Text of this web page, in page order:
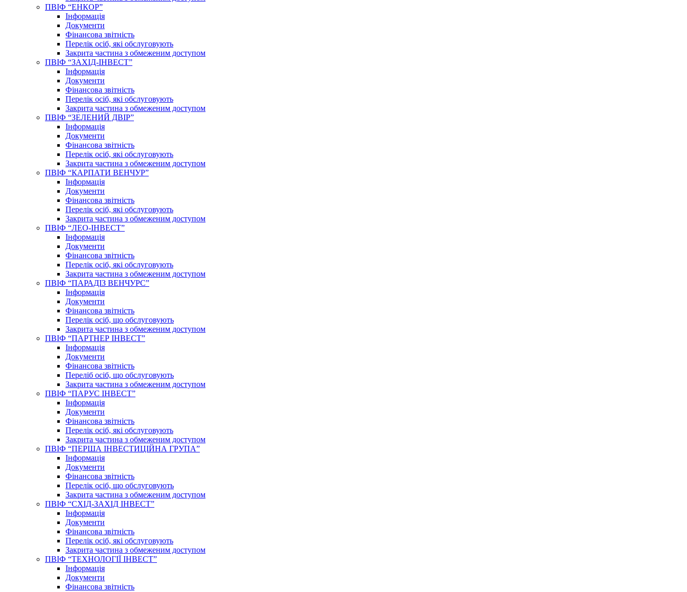
ПВІФ “ЕНКОР”
Інформація
Документи
Фінансова звітність
Перелік осіб, які обслуговують
Закрита частина з обмеженим доступом
ПВІФ “ЗАХІД-ІНВЕСТ”
Інформація
Документи
Фінансова звітність
Перелік осіб, які обслуговують
Закрита частина з обмеженим доступом
ПВІФ “ЗЕЛЕНИЙ ДВІР”
Інформація
Документи
Фінансова звітність
Перелік осіб, які обслуговують
Закрита частина з обмеженим доступом
ПВІФ “КАРПАТИ ВЕНЧУР”
Інформація
Документи
Фінансова звітність
Перелік осіб, які обслуговують
Закрита частина з обмеженим доступом
ПВІФ “ЛЕО-ІНВЕСТ”
Інформація
Документи
Фінансова звітність
Перелік осіб, які обслуговують
Закрита частина з обмеженим доступом
ПВІФ “ПАРАДІЗ ВЕНЧУРС”
Інформація
Документи
Фінансова звітність
Перелік осіб, що обслуговують
Закрита частина з обмеженим доступом
ПВІФ “ПАРТНЕР ІНВЕСТ”
Інформація
Документи
Фінансова звітність
Переліб осіб, що обслуговують
Закрита частина з обмеженим доступом
ПВІФ “ПАРУС ІНВЕСТ”
Інформація
Документи
Фінансова звітність
Перелік осіб, які обслуговують
Закрита частина з обмеженим доступом
ПВІФ “ПЕРША ІНВЕСТИЦІЙНА ГРУПА”
Інформація
Документи
Фінансова звітність
Перелік осіб, що обслуговують
Закрита частина з обмеженим доступом
ПВІФ “СХІД-ЗАХІД ІНВЕСТ”
Інформація
Документи
Фінансова звітність
Перелік осіб, які обслуговують
Закрита частина з обмеженим доступом
ПВІФ “ТЕХНОЛОГІЇ ІНВЕСТ”
Інформація
Документи
Фінансова звітність